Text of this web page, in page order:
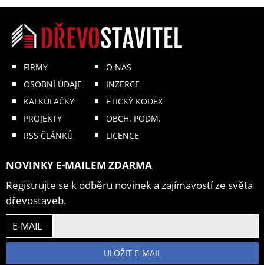
FIRMY
OSOBNÍ ÚDAJE
KALKULAČKY
PROJEKTY
RSS ČLÁNKŮ
O NÁS
INZERCE
ETICKÝ KODEX
OBCH. PODM.
LICENCE
NOVINKY E-MAILEM ZDARMA
Registrujte se k odběru novinek a zajímavostí ze světa
dřevostaveb.
E-MAIL
ULOŽIT E-MAIL